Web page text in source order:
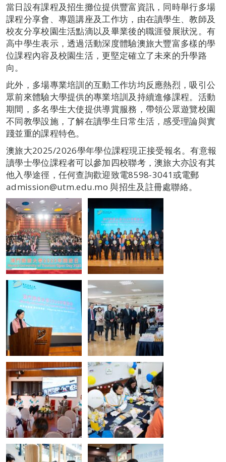
當日設有課程及招生攤位提供豐富資訊，同時舉行多場
課程分享會、專題講座及工作坊，由在讀學生、教師及
校友分享校園生活點滴以及畢業後的職涯發展狀況。有
高中學生表示，透過活動深度體驗澳旅大豐富多樣的學
位課程內容及校園生活，更堅定確立了未來的升學路
向。
此外，多場專業培訓的互動工作坊均反應熱烈，吸引公
眾前來體驗大學提供的專業培訓及持續進修課程。活動
期間，多名學生大使提供導賞服務，帶領公眾遊覽校園
不同教學設施，了解在讀學生日常生活，感受理論與實
踐並重的課程特色。
澳旅大2025/2026學年學位課程現正接受報名。有意報
讀學士學位課程者可以參加四校聯考，澳旅大亦設有其
他入學途徑，任何查詢歡迎致電8598-3041或電郵
admission@utm.edu.mo 與招生及註冊處聯絡。